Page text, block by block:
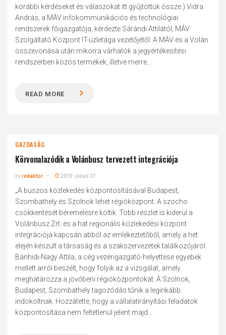
korábbi kérdéseket és válaszokat itt gyűjtöttük össze.) Vidra
András, a MÁV infokommunikációs és technológiai
rendszerek főigazgatója, kérdezte Sárándi Attilától, MÁV
Szolgáltató Központ IT-üzletága vezetőjétől: A MÁV és a Volán
összevonása után mikorra várhatók a jegyértékesítési
rendszerben közös termékek, illetve merre...
READ MORE
GAZDASÁG
Körvonalazódik a Volánbusz tervezett integrációja
byredaktor 2019. július 27.
„A buszos közlekedés központosításával Budapest,
Szombathely és Szolnok lehet régióközpont. A szocho
csökkentését béremelésre költik. Több részlet is kiderül a
Volánbusz Zrt. és a hat regionális közlekedési központ
integrációja kapcsán abból az emlékeztetőből, amely a hét
elején készült a társaság és a szakszervezetek találkozójáról.
Bánhidi-Nagy Attila, a cég vezérigazgató-helyettese egyebek
mellett arról beszélt, hogy folyik az a vizsgálat, amely
meghatározza a jövőbeni régióközpontokat. A Szolnok,
Budapest, Szombathely tagozódás tűnik a leginkább
indokoltnak. Hozzátette, hogy a vállalatirányítási feladatok
központosítása nem feltétlenül jelent majd...